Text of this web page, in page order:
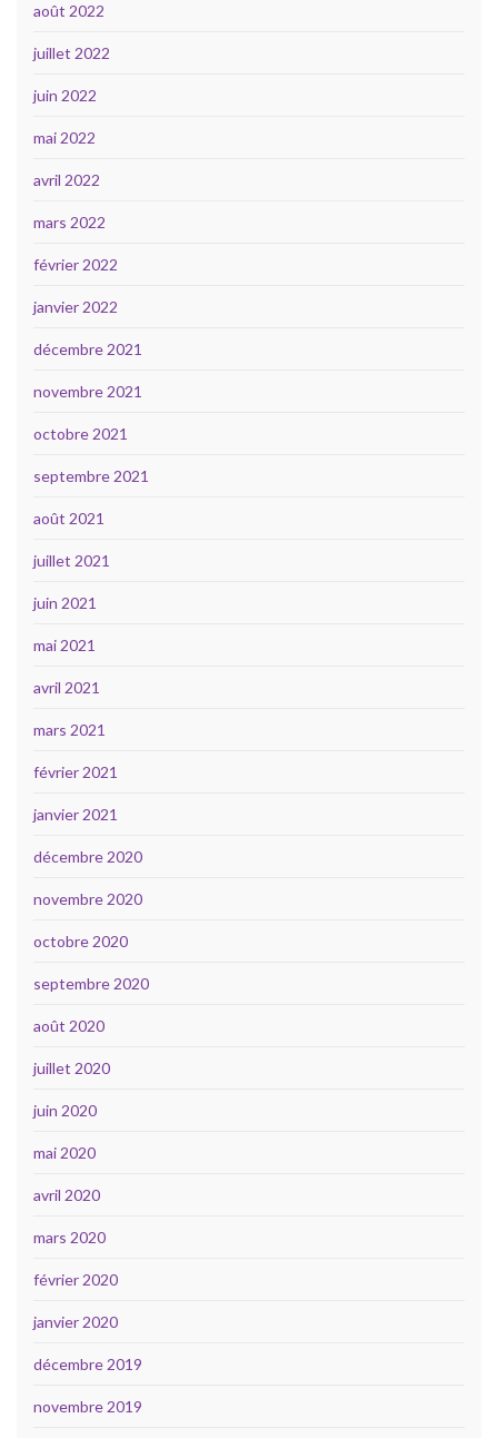
août 2022
juillet 2022
juin 2022
mai 2022
avril 2022
mars 2022
février 2022
janvier 2022
décembre 2021
novembre 2021
octobre 2021
septembre 2021
août 2021
juillet 2021
juin 2021
mai 2021
avril 2021
mars 2021
février 2021
janvier 2021
décembre 2020
novembre 2020
octobre 2020
septembre 2020
août 2020
juillet 2020
juin 2020
mai 2020
avril 2020
mars 2020
février 2020
janvier 2020
décembre 2019
novembre 2019